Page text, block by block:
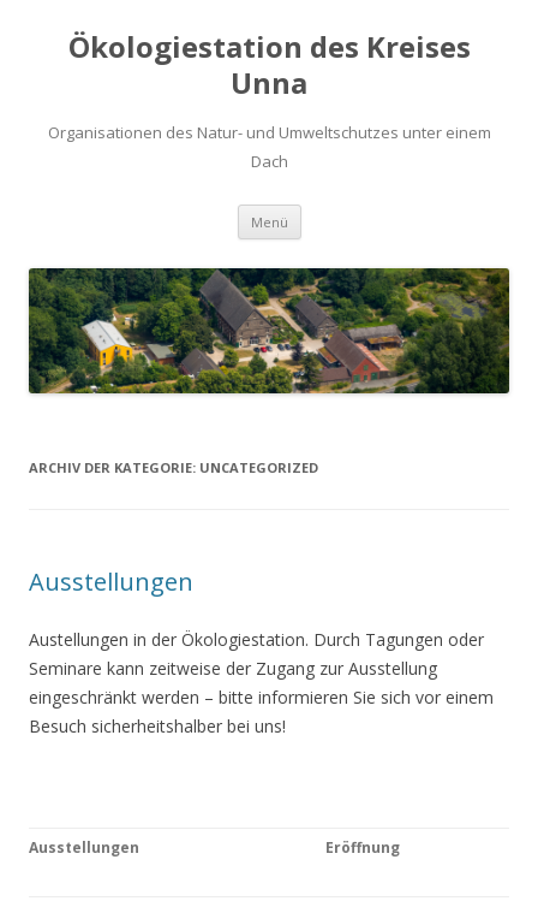
Ökologiestation des Kreises
Unna
Organisationen des Natur- und Umweltschutzes unter einem
Dach
Menü Zum
springen
ARCHIV DER KATEGORIE: UNCATEGORIZED
Ausstellungen
Austellungen in der Ökologiestation. Durch Tagungen oder
Seminare kann zeitweise der Zugang zur Ausstellung
eingeschränkt werden – bitte informieren Sie sich vor einem
Besuch sicherheitshalber bei uns!
Ausstellungen Eröffnung